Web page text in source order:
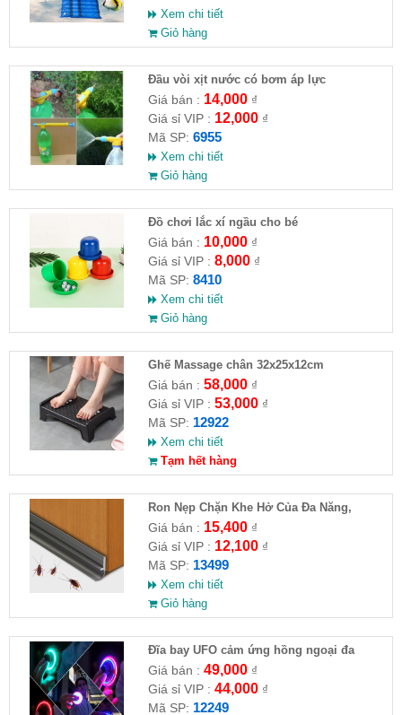
Xem chi tiết
Giỏ hàng
Đầu vòi xịt nước có bơm áp lực
Giá bán : 14,000₫
Giá sỉ VIP : 12,000₫
Mã SP: 6955
Xem chi tiết
Giỏ hàng
Đồ chơi lắc xí ngầu cho bé
Giá bán : 10,000₫
Giá sỉ VIP : 8,000₫
Mã SP: 8410
Xem chi tiết
Giỏ hàng
Ghế Massage chân 32x25x12cm
Giá bán : 58,000₫
Giá sỉ VIP : 53,000₫
Mã SP: 12922
Xem chi tiết
Tạm hết hàng
Ron Nẹp Chặn Khe Hở Của Đa Năng,
Chống Côn Trùng( HĐ )
Giá bán : 15,400₫
Giá sỉ VIP : 12,100₫
Mã SP: 13499
Xem chi tiết
Giỏ hàng
Đĩa bay UFO cảm ứng hồng ngoại đa
chiều tự động bay về
Giá bán : 49,000₫
Giá sỉ VIP : 44,000₫
Mã SP: 12249